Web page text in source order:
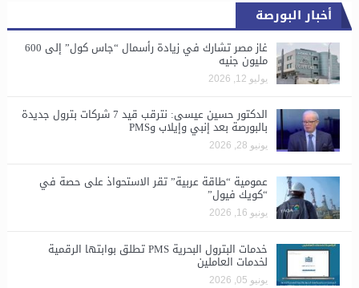
أخبار البورصة
غاز مصر تشارك في زيادة رأسمال “جاس كول” إلى 600
مليون جنيه
يوليو 12, 2026
الدكتور حسين عيسى: نترقب قيد 7 شركات بترول جديدة
بالبورصة بعد إنبي وإيلاب وPMS
يونيو 28, 2026
​عمومية “طاقة عربية” تقر الاستحواذ على حصة في
“كويك فيول”
يونيو 16, 2026
خدمات البترول البحرية PMS تطلق بوابتها الرقمية
لخدمات العاملين
يونيو 05, 2026